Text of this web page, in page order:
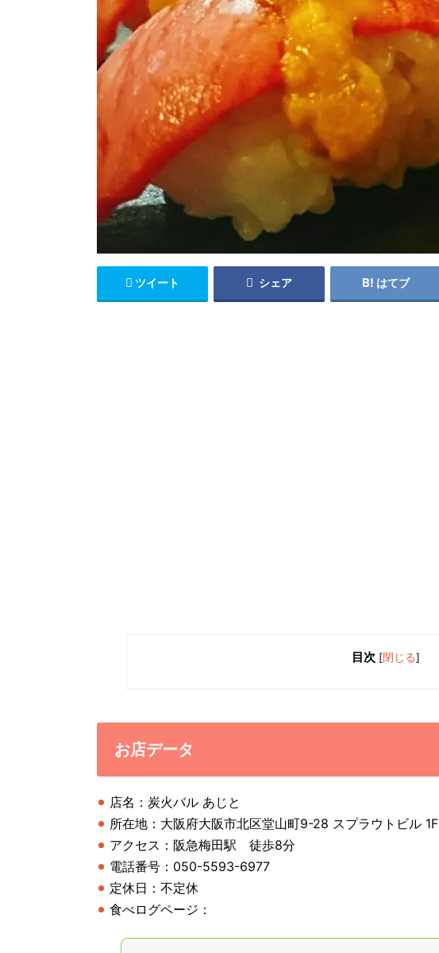
ツイート シェア はてブ
目次 [閉じる]
お店データ
店名：炭火バル あじと
所在地：大阪府大阪市北区堂山町9-28 スプラウトビル 1F
アクセス：阪急梅田駅 徒歩8分
電話番号：050-5593-6977
定休日：不定休
食べログページ：